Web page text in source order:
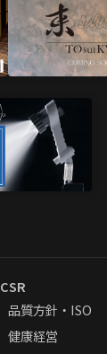
CSR
品質方針・ISO
健康経営